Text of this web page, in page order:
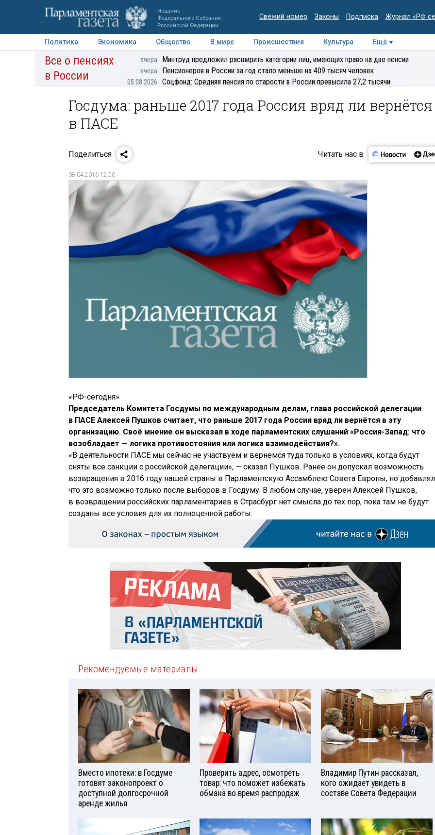
Издание
Федерального Собрания
Российской Федерации
Свежий номер Законы Подписка Журнал «РФ
Политика Экономика Общество В мире Происшествия Культура
Ещё
Авторы Персоны Мнения Регионы Медиацентр Интервью Колумнисты
Все о пенсиях
в России
вчера Минтруд предложил расширить категории лиц, имеющих право на две пенсии
вчера Пенсионеров в России за год стало меньше на 409 тысяч человек
05.08.2026 Соцфонд: Средняя пенсия по старости в России превысила 27,2 тысячи
Госдума: раньше 2017 года Россия вряд ли вернётся
в ПАСЕ
Поделиться Читать нас в
08.04.2016 12:50
«РФ-сегодня»
Председатель Комитета Госдумы по международным делам, глава российской делегации
в ПАСЕ Алексей Пушков считает, что раньше 2017 года Россия вряд ли вернётся в эту
организацию. Своё мнение он высказал в ходе парламентских слушаний «Россия-Запад: что
возобладает — логика противостояния или логика взаимодействия?».
«В деятельности ПАСЕ мы сейчас не участвуем и вернемся туда только в условиях, когда будут
сняты все санкции с российской делегации», — сказал Пушков. Ранее он допускал возможность
возвращения в 2016 году нашей страны в Парламентскую Ассамблею Совета Европы, но
что это возможно только после выборов в Госдуму. В любом случае, уверен Алексей Пушков,
в возвращении российских парламентариев в Страсбург нет смысла до тех пор, пока там не будут
созданы все условия для их полноценной работы.
Рекомендуемые материалы
Вместо ипотеки: в Госдуме
готовят законопроект о
доступной долгосрочной
аренде жилья
Проверить адрес, осмотреть
товар: что поможет избежать
обмана во время распродаж
Владимир Путин рассказал,
кого ожидает увидеть в
составе Совета Федерации